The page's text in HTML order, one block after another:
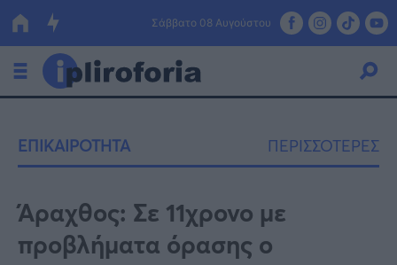
Σάββατο 08 Αυγούστου
Οικονομία
Πολιτική
Τράπεζες
ΕΠΙΚΑΙΡΟΤΗΤΑ ΠΕΡΙΣΣΟΤΕΡΕΣ
Άραχθος: Σε 11χρονο με
προβλήματα όρασης ο